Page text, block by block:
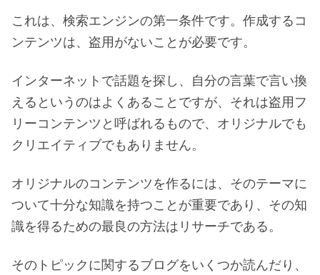
これは、検索エンジンの第一条件です。作成するコ
ンテンツは、盗用がないことが必要です。
インターネットで話題を探し、自分の言葉で言い換
えるというのはよくあることですが、それは盗用フ
リーコンテンツと呼ばれるもので、オリジナルでも
クリエイティブでもありません。
オリジナルのコンテンツを作るには、そのテーマに
ついて十分な知識を持つことが重要であり、その知
識を得るための最良の方法はリサーチである。
そのトピックに関するブログをいくつか読んだり、